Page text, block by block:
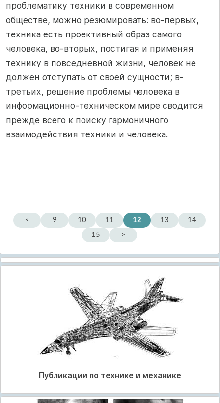
проблематику техники в современном
обществе, можно резюмировать: во-первых,
техника есть проективный образ самого
человека, во-вторых, постигая и применяя
технику в повседневной жизни, человек не
должен отступать от своей сущности; в-
третьих, решение проблемы человека в
информационно-техническом мире сводится
прежде всего к поиску гармоничного
взаимодействия техники и человека.
< 9 10 11 12 13
14
15
>
Публикации по технике и механике